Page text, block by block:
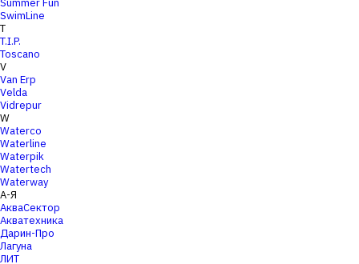
Summer Fun
SwimLine
T
T.I.P.
Toscano
V
Van Erp
Velda
Vidrepur
W
Waterco
Waterline
Waterpik
Watertech
Waterway
А-Я
АкваСектор
Акватехника
Дарин-Про
Лагуна
ЛИТ